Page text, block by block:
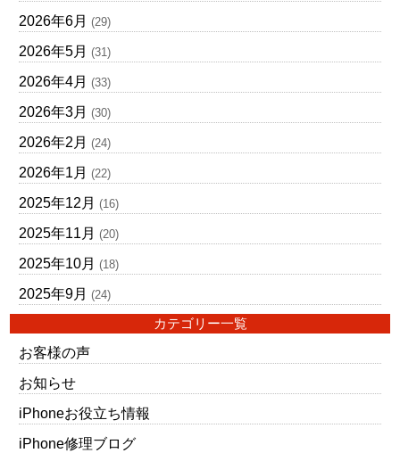
2026年6月 (29)
2026年5月 (31)
2026年4月 (33)
2026年3月 (30)
2026年2月 (24)
2026年1月 (22)
2025年12月 (16)
2025年11月 (20)
2025年10月 (18)
2025年9月 (24)
カテゴリー一覧
お客様の声
お知らせ
iPhoneお役立ち情報
iPhone修理ブログ